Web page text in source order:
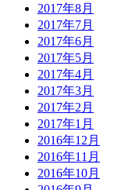
2017年8月
2017年7月
2017年6月
2017年5月
2017年4月
2017年3月
2017年2月
2017年1月
2016年12月
2016年11月
2016年10月